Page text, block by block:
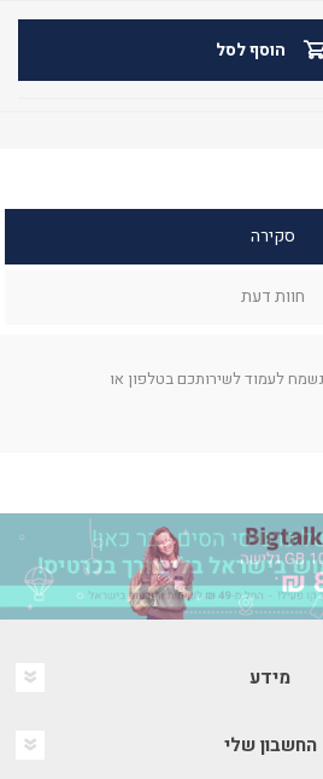
הוסף לסל
סקירה
חוות דעת
לעמוד לשירותכם בטלפון או
מידע
החשבון שלי